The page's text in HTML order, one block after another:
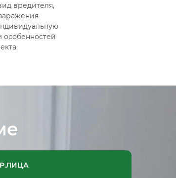
вредителя,
особенностей